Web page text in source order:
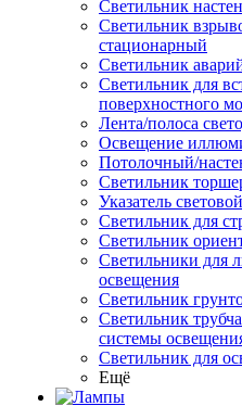
Светильник
Светильник
стационарный
Светильник
Светильник для
поверхностного
Лента/полоса
Освещение
Потолочный/
Светильник
Указатель световой
Светильник для
Светильник
Светильники для
освещения
Светильник
Светильник
системы
Светильник для
Ещё